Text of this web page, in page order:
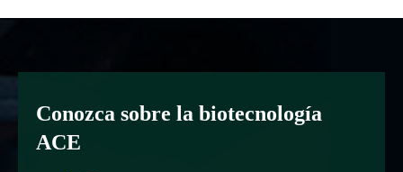
Conozca sobre la biotecnología
ACE